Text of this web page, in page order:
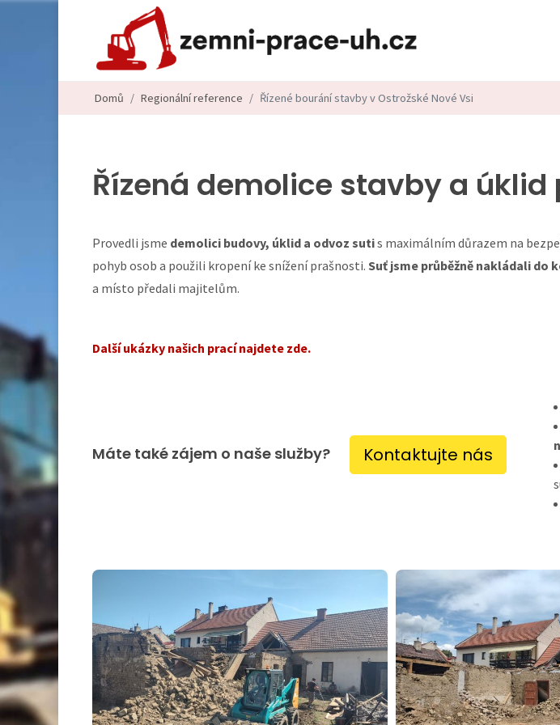
Domů Regionální reference Řízené bourání stavby v Ostrožské Nové Vsi
Řízená demolice stavby a
Provedli jsme demolici budovy, úklid a odvoz sutis maximálním důrazem na
pohyb osob a použili kropení ke snížení prašnosti. Suť jsme průběžně nakládali
a místo předali majitelům.
Další ukázky našich prací najdete zde.
Máte také zájem o naše služby? Kontaktujte nás